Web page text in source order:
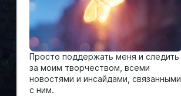
Просто поддержать меня и следить
за моим творчеством, всеми
новостями и инсайдами, связанными
с ним.